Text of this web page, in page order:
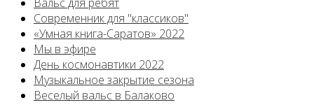
Современник для "классиков"
«Умная книга-Саратов» 2022
Мы в эфире
День космонавтики 2022
Музыкальное закрытие сезона
Веселый вальс в Балаково